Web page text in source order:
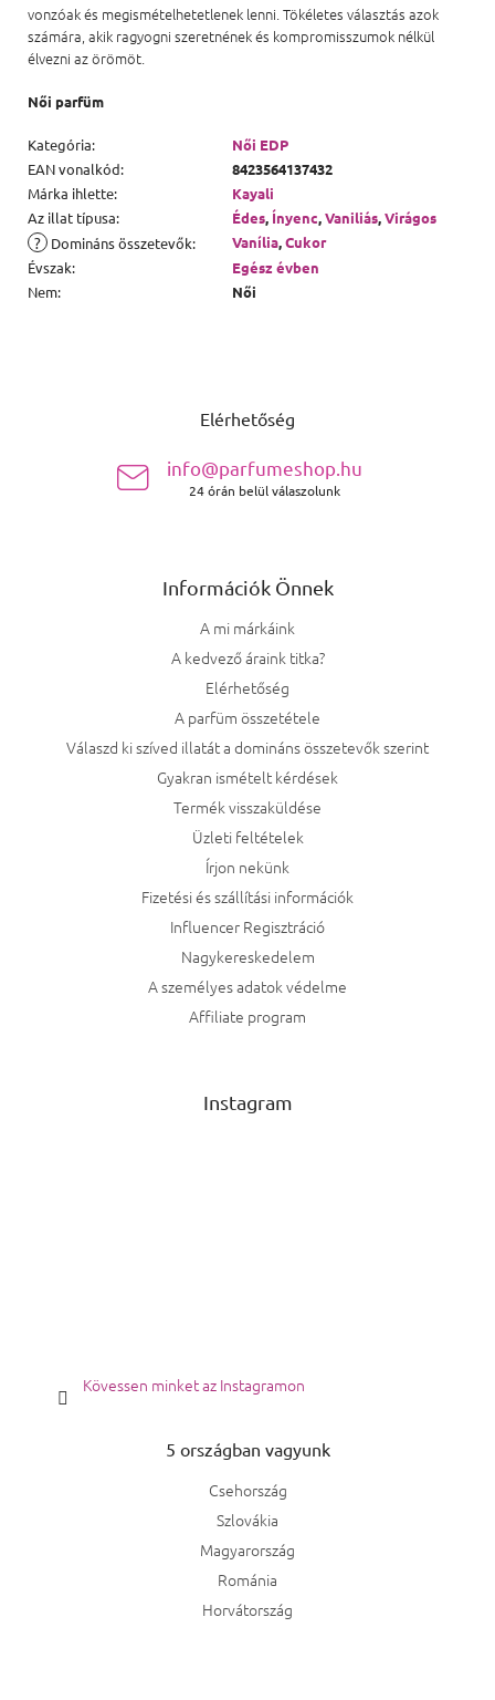
vonzóak és megismételhetetlenek lenni. Tökéletes választás azok
számára, akik ragyogni szeretnének és kompromisszumok nélkül
élvezni az örömöt.
Női parfüm
Kategória:
Női EDP
EAN vonalkód:
8423564137432
Márka ihlette:
Kayali
Az illat típusa: Édes, Ínyenc,Vaniliás,Virágos
? Domináns összetevők: Vanília,Cukor
Évszak:
Egész évben
Nem: Női
Elérhetőség
info@parfumeshop.hu
24 órán belül válaszolunk
Információk Önnek
A mi márkáink
A kedvező áraink titka?
Elérhetőség
A parfüm összetétele
Válaszd ki szíved illatát a domináns összetevők szerint
Gyakran ismételt kérdések
Termék visszaküldése
Üzleti feltételek
Írjon nekünk
Fizetési és szállítási információk
Influencer Regisztráció
Nagykereskedelem
A személyes adatok védelme
Affiliate program
Instagram
Kövessen minket az Instagramon
5 országban vagyunk
Csehország
Szlovákia
Magyarország
Románia
Horvátország